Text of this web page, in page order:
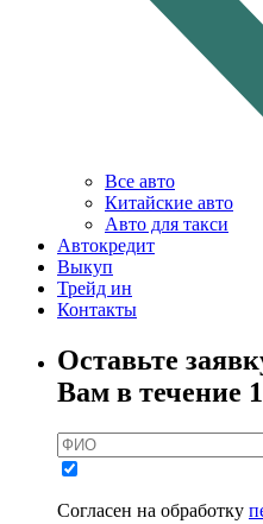
Все авто
Китайские авто
Авто для такси
Автокредит
Выкуп
Трейд ин
Контакты
Оставьте
Вам в течение
Согласен на обработку